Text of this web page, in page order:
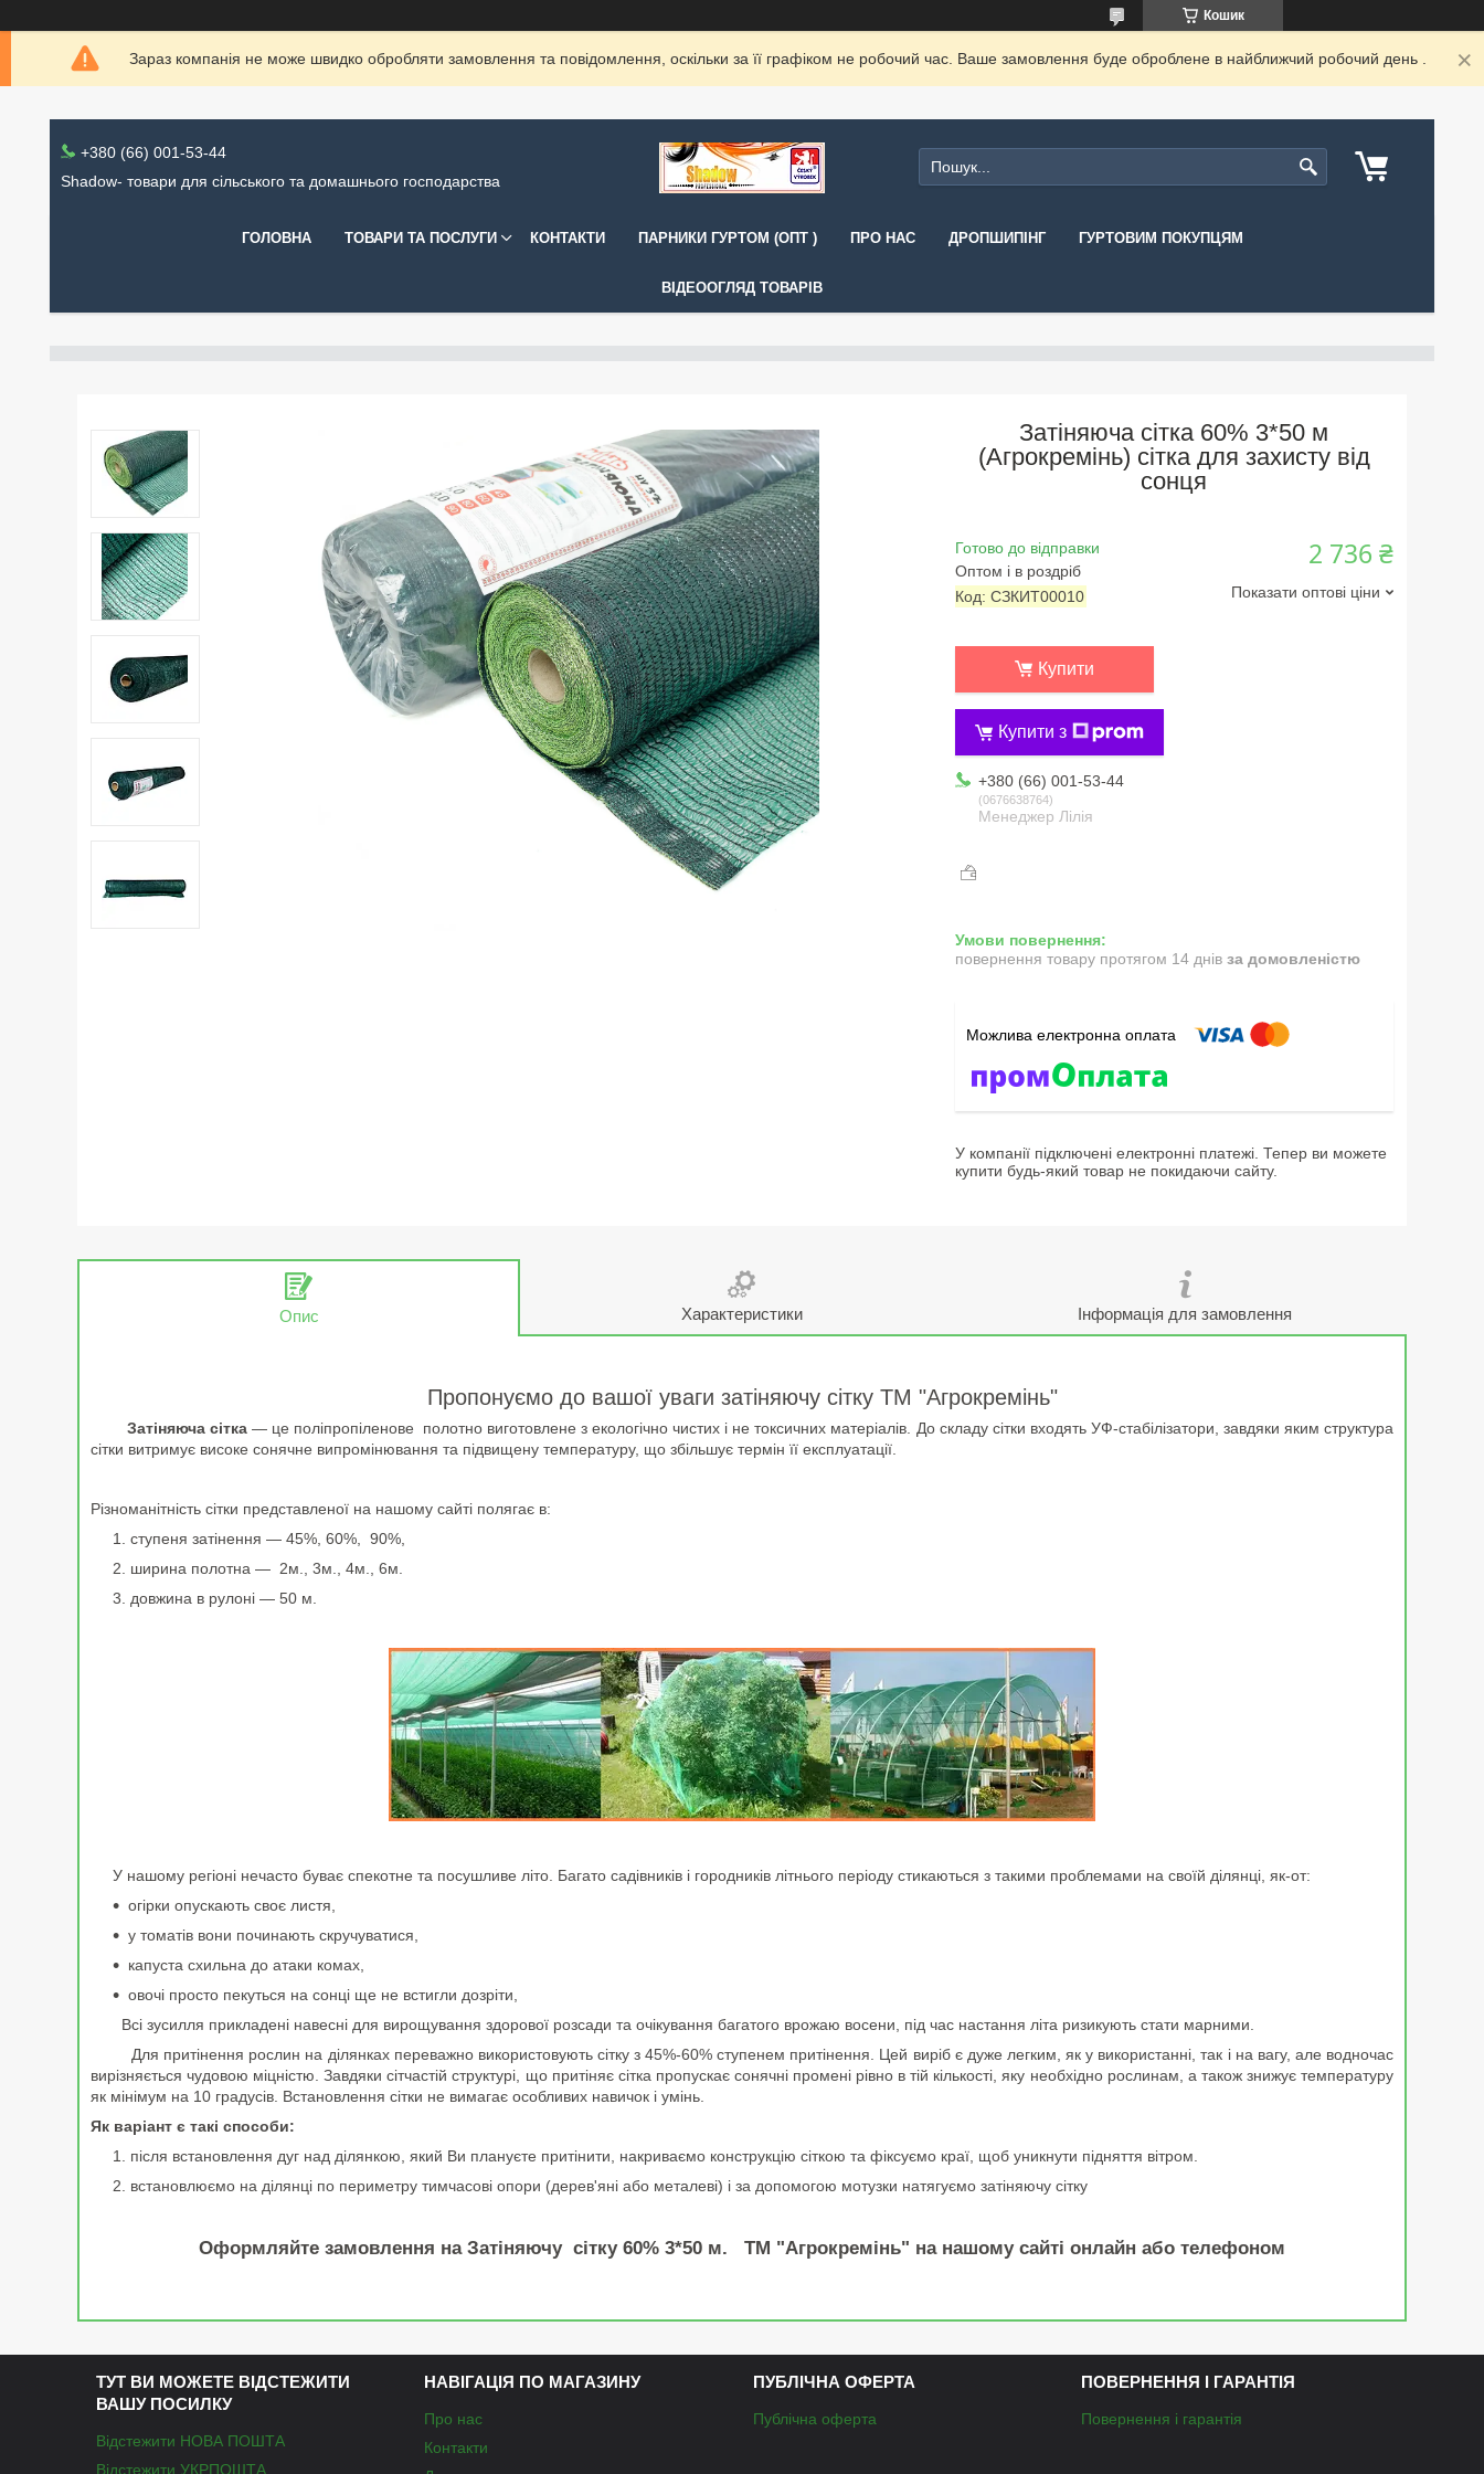
Кошик
Зараз компанія не може швидко обробляти замовлення та повідомлення, оскільки за її графіком не робочий час. Ваше замовлення буде оброблене в найближчий робочий день .
+380 (66) 001-53-44
Shadow- товари для сільського та домашнього господарства
ГОЛОВНА ТОВАРИ ТА ПОСЛУГИ КОНТАКТИ ПАРНИКИ ГУРТОМ (ОПТ ) ПРО НАС ДРОПШИПІНГ ГУРТОВИМ ПОКУПЦЯМ
ВІДЕООГЛЯД ТОВАРІВ
Затіняюча сітка 60% 3*50 м
(Агрокремінь) сітка для захисту від
сонця
Готово до відправки
Оптом і в роздріб
Код: СЗКИТ00010
2 736 ₴
Показати оптові ціни
Купити
Купити з
+380 (66) 001-53-44
0676638764
Менеджер Лілія
повернення товару протягом 14 днів за домовленістю
У компанії підключені електронні платежі. Тепер ви можете
купити будь-який товар не покидаючи сайту.
Опис Характеристики Інформація для замовлення
Пропонуємо до вашої уваги затіняючу сітку ТМ "Агрокремінь"
Затіняюча сітка — це поліпропіленове полотно виготовлене з екологічно чистих і не токсичних матеріалів. До складу сітки входять УФ-стабілізатори, завдяки яким структура
сітки витримує високе сонячне випромінювання та підвищену температуру, що збільшує термін її експлуатації.
Різноманітність сітки представленої на нашому сайті полягає в:
ступеня затінення — 45%, 60%, 90%,
ширина полотна — 2м., 3м., 4м., 6м.
довжина в рулоні — 50 м.
У нашому регіоні нечасто буває спекотне та посушливе літо. Багато садівників і городників літнього періоду стикаються з такими проблемами на своїй ділянці, як-от:
огірки опускають своє листя,
у томатів вони починають скручуватися,
капуста схильна до атаки комах,
овочі просто пекуться на сонці ще не встигли дозріти,
Всі зусилля прикладені навесні для вирощування здорової розсади та очікування багатого врожаю восени, під час настання літа ризикують стати марними.
Для притінення рослин на ділянках переважно використовують сітку з 45%-60% ступенем притінення. Цей виріб є дуже легким, як у використанні, так і на вагу, але водночас
вирізняється чудовою міцністю. Завдяки сітчастій структурі, що притіняє сітка пропускає сонячні промені рівно в тій кількості, яку необхідно рослинам, а також знижує температуру
як мінімум на 10 градусів. Встановлення сітки не вимагає особливих навичок і умінь.
Як варіант є такі способи:
після встановлення дуг над ділянкою, який Ви плануєте притінити, накриваємо конструкцію сіткою та фіксуємо краї, щоб уникнути підняття вітром.
встановлюємо на ділянці по периметру тимчасові опори (дерев'яні або металеві) і за допомогою мотузки натягуємо затіняючу сітку
Оформляйте замовлення на Затіняючу сітку 60% 3*50 м. ТМ "Агрокремінь" на нашому сайті онлайн або телефоном
ТУТ ВИ МОЖЕТЕ ВІДСТЕЖИТИ
ВАШУ ПОСИЛКУ
Відстежити НОВА ПОШТА
Відстежити УКРПОШТА
НАВІГАЦІЯ ПО МАГАЗИНУ
Про нас
Контакти
ПУБЛІЧНА ОФЕРТА
Публічна оферта
ПОВЕРНЕННЯ І ГАРАНТІЯ
Повернення і гарантія